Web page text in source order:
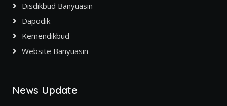
Disdikbud Banyuasin
Dapodik
Kemendikbud
Website Banyuasin
News Update